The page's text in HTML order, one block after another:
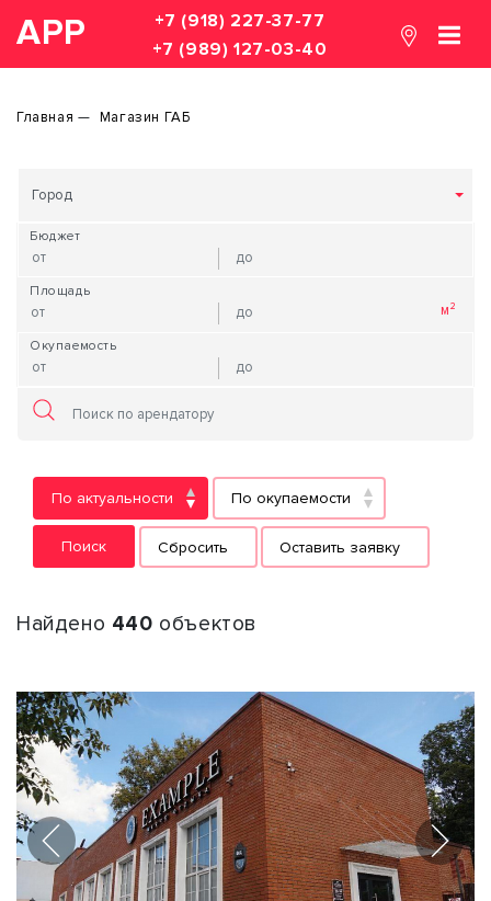
АРР
+7 (918) 227-37-77
+7 (989) 127-03-40
Главная Магазин ГАБ
Город
Бюджет
Площадь
Окупаемость
По актуальности По окупаемости
Поиск Сбросить Оставить заявку
Найдено 440 объектов